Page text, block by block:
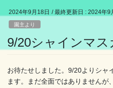
2024年9月18日 / 最終更新日 : 2024年9
園主より
9/20シャインマ
お待たせしました。9/20よりシャ
ます。まだ全面ではありませんが